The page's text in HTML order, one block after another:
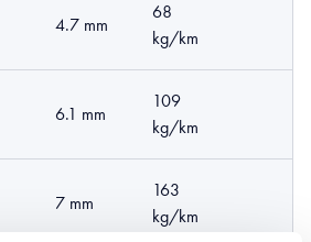
4.7 mm
68
kg/km
6.1 mm
109
kg/km
7 mm
163
kg/km